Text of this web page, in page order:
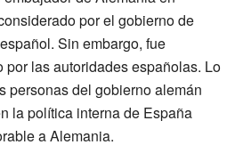
por el gobierno de
Sin embargo, fue
por las autoridades españolas. Lo
personas del gobierno alemán
la política interna de España
a Alemania.